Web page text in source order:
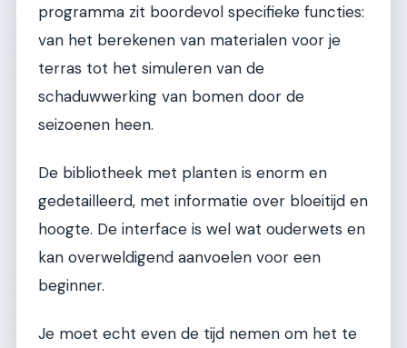
programma zit boordevol specifieke functies:
van het berekenen van materialen voor je
terras tot het simuleren van de
schaduwwerking van bomen door de
seizoenen heen.
De bibliotheek met planten is enorm en
gedetailleerd, met informatie over bloeitijd en
hoogte. De interface is wel wat ouderwets en
kan overweldigend aanvoelen voor een
beginner.
Je moet echt even de tijd nemen om het te